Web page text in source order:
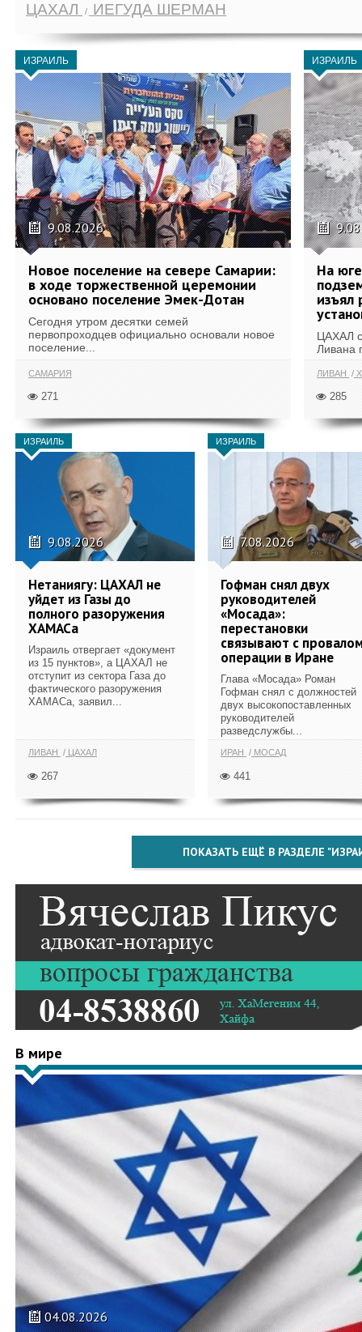
ЦАХАЛ ИЕГУДА ШЕРМАН
ИЗРАИЛЬ
9.08.2026
Новое поселение на севере Самарии:
в ходе торжественной церемонии
основано поселение Эмек-Дотан
Сегодня утром десятки семей
первопроходцев официально основали новое
поселение...
САМАРИЯ
271
ИЗРАИЛЬ
На
изъял
ЦАХАЛ
Ливана
ЛИВАН
285
ИЗРАИЛЬ
9.08.2026
Нетаниягу: ЦАХАЛ не
уйдет из Газы до
полного разоружения
ХАМАСа
Израиль отвергает «документ
из 15 пунктов», а ЦАХАЛ не
отступит из сектора Газа до
фактического разоружения
ХАМАСа, заявил...
ЛИВАН ЦАХАЛ
267
ИЗРАИЛЬ
7.08.2026
Гофман снял двух
руководителей
«Мосада»:
перестановки
связывают с
операции в Иране
Глава «Мосада» Роман
Гофман снял с должностей
двух высокопоставленных
руководителей
разведслужбы...
ИРАН МОСАД
441
ПОКАЗАТЬ ЕЩЁ В РАЗДЕЛЕ
В мире
04.08.2026